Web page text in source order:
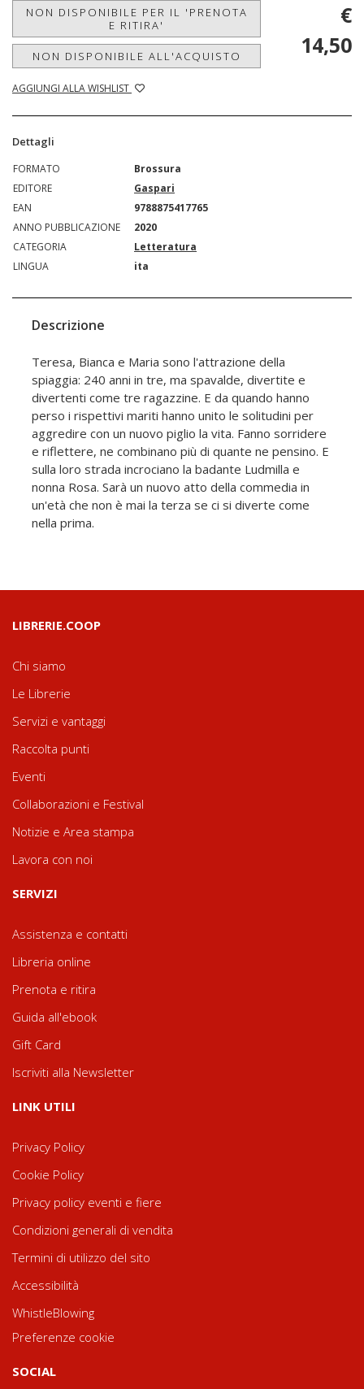
NON DISPONIBILE PER IL 'PRENOTA
E RITIRA'
NON DISPONIBILE ALL'ACQUISTO
AGGIUNGI ALLA WISHLIST
€
14,50
Dettagli
FORMATO
Brossura
EDITORE
Gaspari
EAN
9788875417765
ANNO PUBBLICAZIONE
2020
CATEGORIA
Letteratura
LINGUA
ita
Descrizione
Teresa, Bianca e Maria sono l'attrazione della
spiaggia: 240 anni in tre, ma spavalde, divertite e
divertenti come tre ragazzine. E da quando hanno
perso i rispettivi mariti hanno unito le solitudini per
aggredire con un nuovo piglio la vita. Fanno sorridere
e riflettere, ne combinano più di quante ne pensino. E
sulla loro strada incrociano la badante Ludmilla e
nonna Rosa. Sarà un nuovo atto della commedia in
un'età che non è mai la terza se ci si diverte come
nella prima.
LIBRERIE.COOP
Chi siamo
Le Librerie
Servizi e vantaggi
Raccolta punti
Eventi
Collaborazioni e Festival
Notizie e Area stampa
Lavora con noi
SERVIZI
Assistenza e contatti
Libreria online
Prenota e ritira
Guida all'ebook
Gift Card
Iscriviti alla Newsletter
LINK UTILI
Privacy Policy
Cookie Policy
Privacy policy eventi e fiere
Condizioni generali di vendita
Termini di utilizzo del sito
Accessibilità
WhistleBlowing
Preferenze cookie
SOCIAL